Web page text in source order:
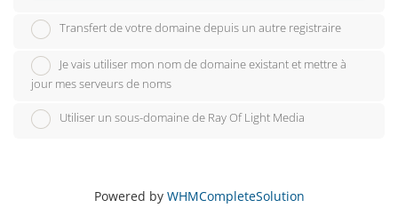
Transfert de votre domaine depuis un autre registraire
Je vais utiliser mon nom de domaine existant et mettre à
jour mes serveurs de noms
Utiliser un sous-domaine de Ray Of Light Media
Powered by WHMCompleteSolution